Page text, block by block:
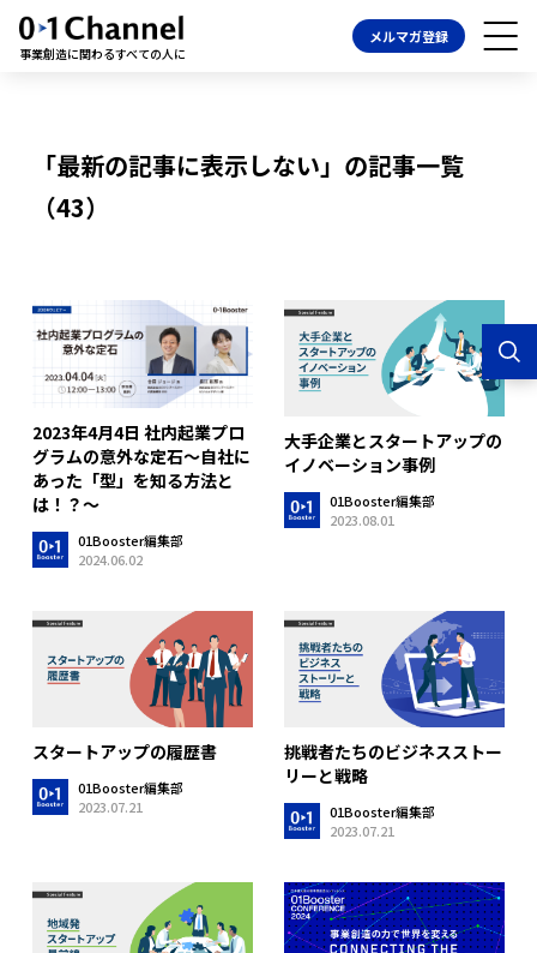
事業創造に関わるすべての人に
メルマガ登録
「最新の記事に表示しない」の記事一覧
（43）
2023年4月4日 社内起業プロ
グラムの意外な定石～自社に
あった「型」を知る方法と
は！？～
01Booster編集部
2024.06.02
大手企業とスタートアップの
イノベーション事例
01Booster編集部
2023.08.01
スタートアップの履歴書
01Booster編集部
2023.07.21
挑戦者たちのビジネスストー
リーと戦略
01Booster編集部
2023.07.21